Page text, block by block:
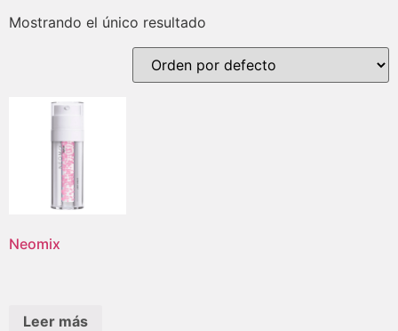
Mostrando el único resultado
Neomix
Leer más